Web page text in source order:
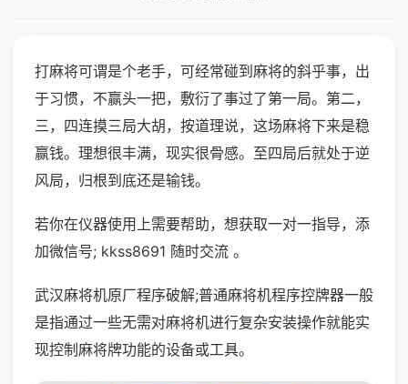
打麻将可谓是个老手，可经常碰到麻将的斜乎事，出
于习惯，不赢头一把，敷衍了事过了第一局。第二，
三，四连摸三局大胡，按道理说，这场麻将下来是稳
赢钱。理想很丰满，现实很骨感。至四局后就处于逆
风局，归根到底还是输钱。
若你在仪器使用上需要帮助，想获取一对一指导，添
加微信号; kkss8691 随时交流 。
武汉麻将机原厂程序破解;普通麻将机程序控牌器一般
是指通过一些无需对麻将机进行复杂安装操作就能实
现控制麻将牌功能的设备或工具。